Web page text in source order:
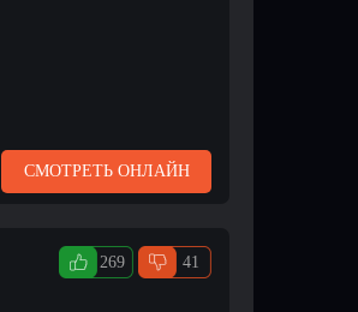
СМОТРЕТЬ ОНЛАЙН
269 41